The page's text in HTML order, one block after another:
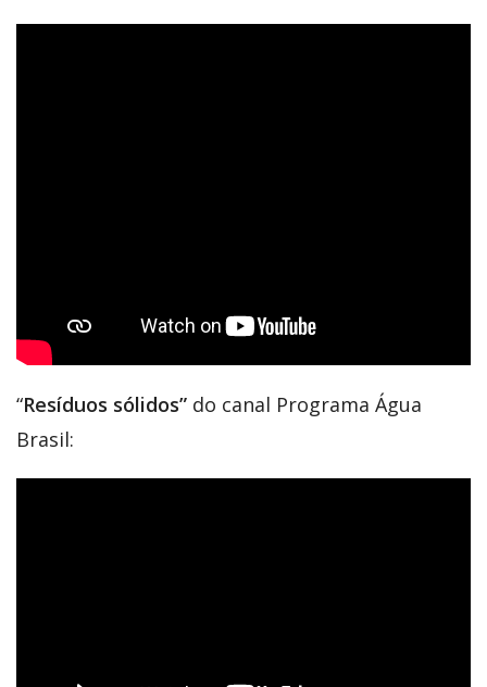
“Resíduos sólidos” do canal Programa Água
Brasil: